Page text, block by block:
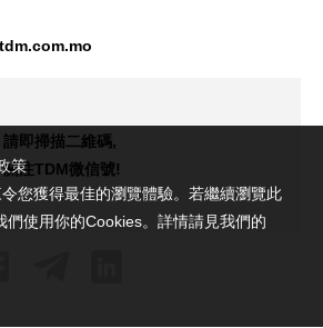
請即掃描二維碼,
關注TDM微信號!
策
您獲得最佳的瀏覽體驗。若繼續瀏覽此
們使用你的Cookies。詳情請見我們的